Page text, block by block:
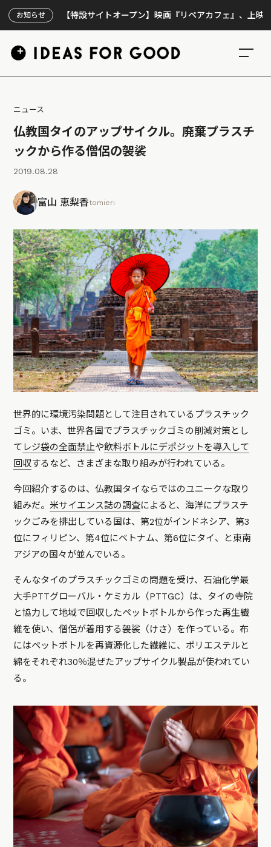
お知らせ【特設サイトオープン】映画『リペアカフェ』、上映300回の
ニュース
仏教国タイのアップサイクル。廃棄プラスチ
ックから作る僧侶の袈裟
2019.08.28
富山 恵梨香tomieri
世界的に環境汚染問題として注目されているプラスチック
ゴミ。いま、世界各国でプラスチックゴミの削減対策とし
て レジ袋の全面禁止や飲料ボトルにデポジットを導入して
回収するなど、さまざまな取り組みが行われている。
今回紹介するのは、仏教国タイならではのユニークな取り
組みだ。米サイエンス誌の調査によると、海洋にプラスチ
ックごみを排出している国は、第2位がインドネシア、第3
位にフィリピン、第4位にベトナム、第6位にタイ、と東南
アジアの国々が並んでいる。
そんなタイのプラスチックゴミの問題を受け、石油化学最
大手PTTグローバル・ケミカル（PTTGC）は、タイの寺院
と協力して地域で回収したペットボトルから作った再生繊
維を使い、僧侶が着用する袈裟（けさ）を作っている。布
にはペットボトルを再資源化した繊維に、ポリエステルと
綿をそれぞれ30％混ぜたアップサイクル製品が使われてい
る。